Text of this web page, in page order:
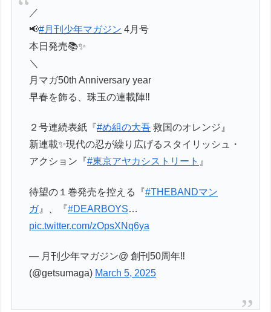
／
📢#月刊少年マガジン 4月号
本日発売📚✨
＼
月マガ50th Anniversary year
早春を飾る、珠玉の連載陣‼️
２号連続表紙『#め組の大吾 救国のオレンジ』
新連載✨現代の忍が繰り広げるスタイリッシュ・
アクション『#東京アヤカシストリート 』
待望の１巻発売を控える『#THEBANDマン
ガ』、『#DEARBOYS…
pic.twitter.com/zOpsXNq6ya
— 月刊少年マガジン@ 創刊50周年‼︎
(@getsumaga) March 5, 2025